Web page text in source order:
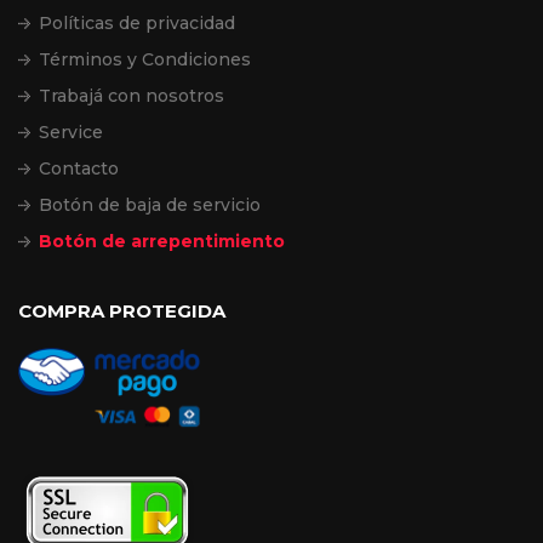
Políticas de privacidad
Términos y Condiciones
Trabajá con nosotros
Service
Contacto
Botón de baja de servicio
Botón de arrepentimiento
COMPRA PROTEGIDA